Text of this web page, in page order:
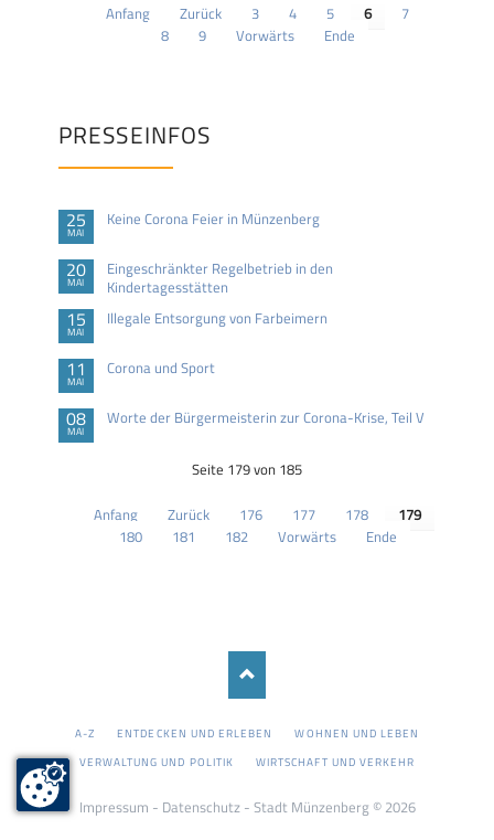
Anfang Zurück 3 4 5 6
7
8
9 Vorwärts Ende
PRESSEINFOS
25
MAI
Keine Corona Feier in Münzenberg
20
MAI
Eingeschränkter Regelbetrieb in den
Kindertagesstätten
15
MAI
Illegale Entsorgung von Farbeimern
11
MAI
Corona und Sport
08
MAI
Worte der Bürgermeisterin zur Corona-Krise, Teil V
Seite 179 von 185
Anfang Zurück 176 177 178
179
180
181 182 Vorwärts Ende
NAVIGATION
A-Z ENTDECKEN UND ERLEBEN
WOHNEN UND LEBEN
VERWALTUNG UND POLITIK
WIRTSCHAFT UND VERKEHR
Impressum - Datenschutz- Stadt Münzenberg © 2026